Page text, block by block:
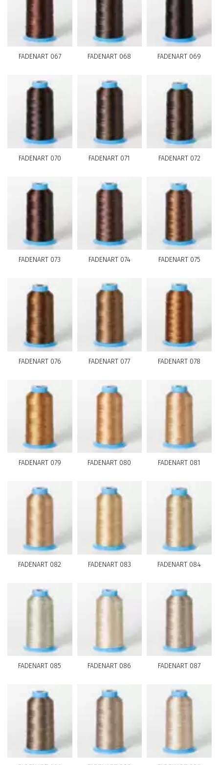
FADENART 067 FADENART 068 FADENART 069
FADENART 070 FADENART 071 FADENART 072
FADENART 073 FADENART 074 FADENART 075
FADENART 076 FADENART 077 FADENART 078
FADENART 079 FADENART 080 FADENART 081
FADENART 082 FADENART 083 FADENART 084
FADENART 085 FADENART 086 FADENART 087